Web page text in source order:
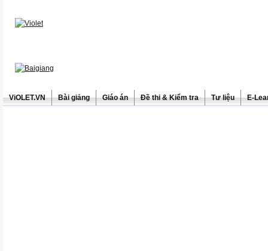
ViOLET.VN Bài giảng Giáo án Đề thi & Kiểm tra Tư liệu E-